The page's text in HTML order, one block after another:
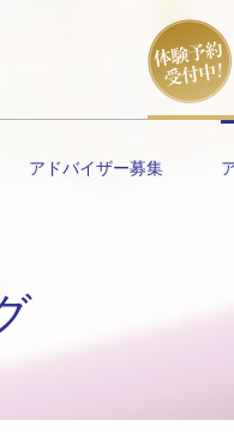
アドバイザー募集